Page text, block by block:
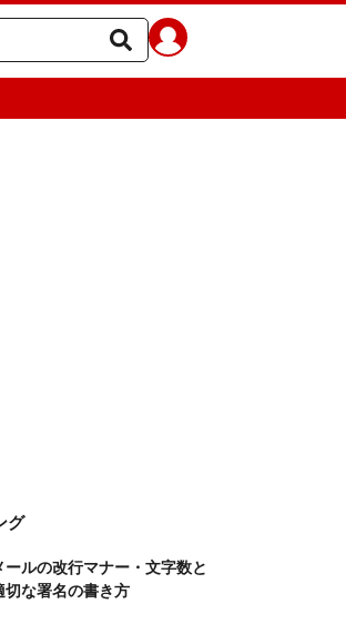
グ
ールの改行マナー・文字数と
切な署名の書き方